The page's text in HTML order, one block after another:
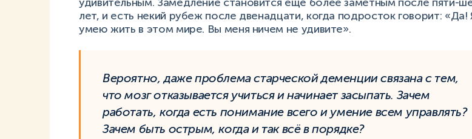
удивительным. Замедление становится ещё более заметным после пяти-
лет, и есть некий рубеж после двенадцати, когда подросток говорит: «Да!
умею жить в этом мире. Вы меня ничем не удивите».
Вероятно, даже проблема старческой деменции связана с тем,
что мозг отказывается учиться и начинает засыпать. Зачем
работать, когда есть понимание всего и умение всем управлять?
Зачем быть острым, когда и так всё в порядке?